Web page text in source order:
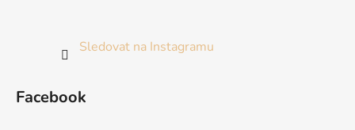
Sledovat na Instagramu
Facebook